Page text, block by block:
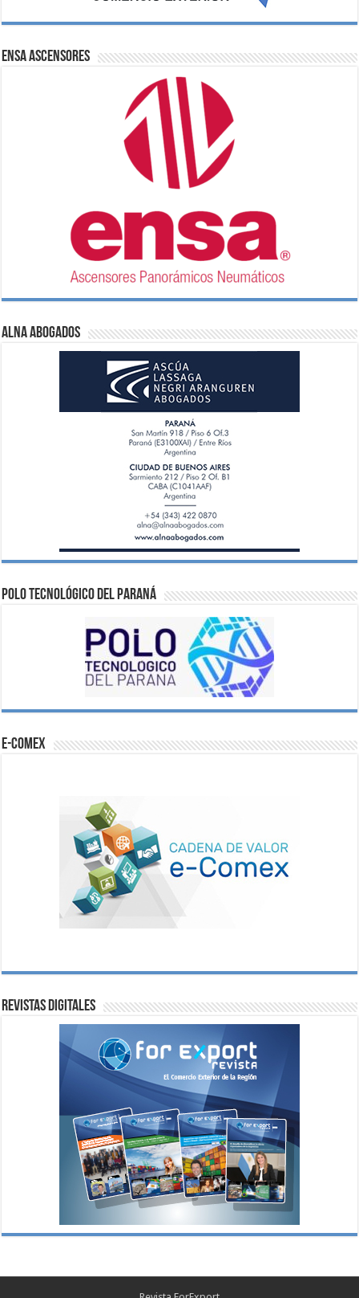
ENSA Ascensores
ALNA Abogados
Polo Tecnológico del Paraná
e-comex
Revistas digitales